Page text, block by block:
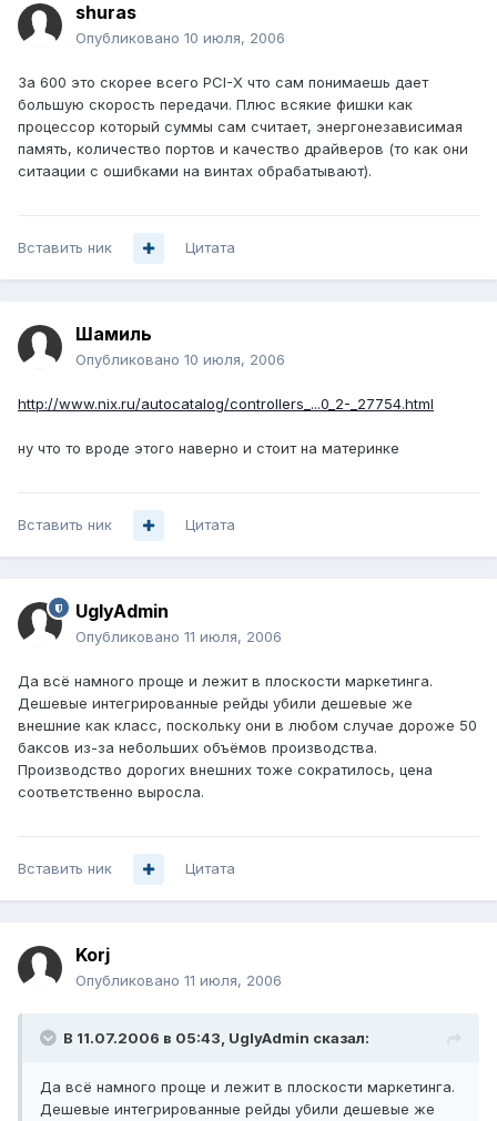
shuras
Опубликовано 10 июля, 2006
За 600 это скорее всего PCI-X что сам понимаешь дает
большую скорость передачи. Плюс всякие фишки как
процессор который суммы сам считает, энергонезависимая
память, количество портов и качество драйверов (то как они
ситаации с ошибками на винтах обрабатывают).
Вставить ник Цитата
Шамиль
Опубликовано 10 июля, 2006
http://www.nix.ru/autocatalog/controllers_...0_2-_27754.html
ну что то вроде этого наверно и стоит на материнке
Вставить ник Цитата
UglyAdmin
Опубликовано 11 июля, 2006
Да всё намного проще и лежит в плоскости маркетинга.
Дешевые интегрированные рейды убили дешевые же
внешние как класс, поскольку они в любом случае дороже 50
баксов из-за небольших объёмов производства.
Производство дорогих внешних тоже сократилось, цена
соответственно выросла.
Вставить ник Цитата
Korj
Опубликовано 11 июля, 2006
В 11.07.2006 в 05:43, UglyAdmin сказал:
Да всё намного проще и лежит в плоскости маркетинга.
Дешевые интегрированные рейды убили дешевые же